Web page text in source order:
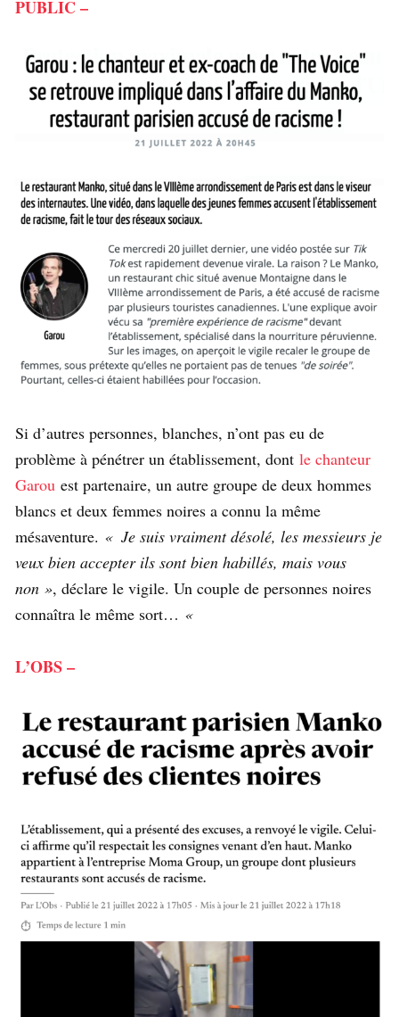
PUBLIC –
Si d’autres personnes, blanches, n’ont pas eu de
problème à pénétrer un établissement, dont le chanteur
Garou est partenaire, un autre groupe de deux hommes
blancs et deux femmes noires a connu la même
mésaventure. « Je suis vraiment désolé, les messieurs je
veux bien accepter ils sont bien habillés, mais vous
non », déclare le vigile. Un couple de personnes noires
connaîtra le même sort… «
L’OBS –